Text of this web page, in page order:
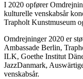
I 2020 opfører
kulturelle venskabsår
Trapholt Kunstmuseum
Omdrejninger 2020 er
Ambassade Berlin,
ILK, Goethe Institut
JazzDanmark,
venskabsår.